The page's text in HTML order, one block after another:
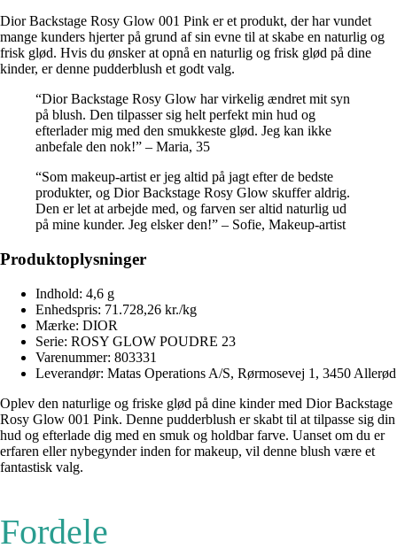
Dior Backstage Rosy Glow 001 Pink er et produkt, der har vundet
mange kunders hjerter på grund af sin evne til at skabe en naturlig og
frisk glød. Hvis du ønsker at opnå en naturlig og frisk glød på dine
kinder, er denne pudderblush et godt valg.
“Dior Backstage Rosy Glow har virkelig ændret mit syn
på blush. Den tilpasser sig helt perfekt min hud og
efterlader mig med den smukkeste glød. Jeg kan ikke
anbefale den nok!” – Maria, 35
“Som makeup-artist er jeg altid på jagt efter de bedste
produkter, og Dior Backstage Rosy Glow skuffer aldrig.
Den er let at arbejde med, og farven ser altid naturlig ud
på mine kunder. Jeg elsker den!” – Sofie, Makeup-artist
Produktoplysninger
Indhold: 4,6 g
Enhedspris: 71.728,26 kr./kg
Mærke: DIOR
Serie: ROSY GLOW POUDRE 23
Varenummer: 803331
Leverandør: Matas Operations A/S, Rørmosevej 1, 3450 Allerød
Oplev den naturlige og friske glød på dine kinder med Dior Backstage
Rosy Glow 001 Pink. Denne pudderblush er skabt til at tilpasse sig din
hud og efterlade dig med en smuk og holdbar farve. Uanset om du er
erfaren eller nybegynder inden for makeup, vil denne blush være et
fantastisk valg.
Fordele